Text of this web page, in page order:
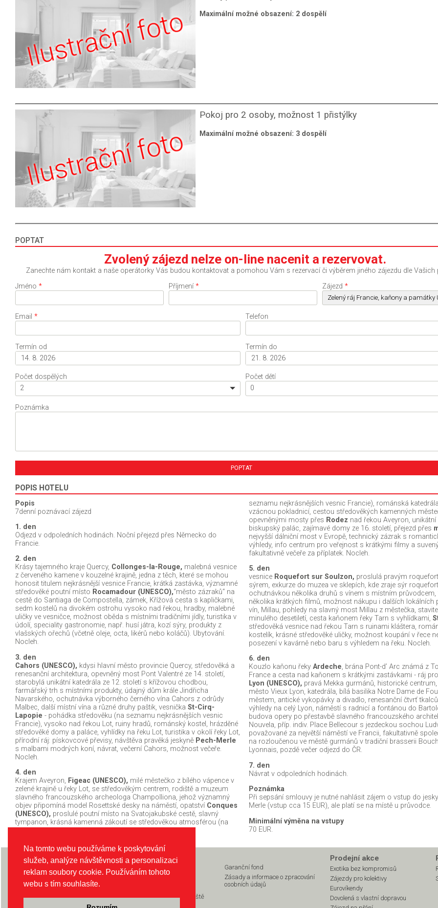
Na tomto webu používáme k poskytování
služeb, analýze návštěvnosti a personalizaci
reklam soubory cookie. Používáním tohoto
webu s tím souhlasíte.
Maximální možné obsazení: 2 dospělí
Pokoj pro 2 osoby, možnost 1 přistýlky
Maximální možné obsazení: 3 dospělí
POPTAT
Zvolený zájezd nelze on-line nacenit a rezervovat.
Zanechte nám kontakt a naše operátorky Vás budou kontaktovat a pomohou Vám s rezervací či výběrem jiného zájezdu dle Vašich
Jméno * Příjmení * Zájezd *
Email * Telefon
Termín od Termín do
Počet dospělých
2
Počet dětí
0
Poznámka
POPTAT
POPIS HOTELU
Popis
7denní poznávací zájezd
1. den
Odjezd v odpoledních hodinách. Noční přejezd přes Německo do
Francie.
2. den
Krásy tajemného kraje Quercy, Collonges-la-Rouge, malebná vesnice
z červeného kamene v kouzelné krajině, jedna z těch, které se mohou
honosit titulem nejkrásnější vesnice Francie, krátká zastávka, významné
středověké poutní místo Rocamadour (UNESCO),“město zázraků“ na
cestě do Santiaga de Compostella, zámek, Křížová cesta s kapličkami,
sedm kostelů na divokém ostrohu vysoko nad řekou, hradby, malebné
uličky ve vesničce, možnost oběda s místními tradičními jídly, turistika v
údolí, speciality gastronomie, např. husí játra, kozí sýry, produkty z
vlašských ořechů (včetně oleje, octa, likérů nebo koláčů). Ubytování.
Nocleh.
3. den
Cahors (UNESCO), kdysi hlavní město provincie Quercy, středověká a
renesanční architektura, opevněný most Pont Valentré ze 14. století,
starobylá unikátní katedrála ze 12. století s křížovou chodbou,
farmářský trh s místními produkty, údajný dům krále Jindřicha
Navarského, ochutnávka výborného černého vína Cahors z odrůdy
Malbec, další místní vína a různé druhy paštik, vesnička St-Cirq-
Lapopie - pohádka středověku (na seznamu nejkrásnějších vesnic
Francie), vysoko nad řekou Lot, ruiny hradů, románský kostel, hrázděné
středověké domy a paláce, vyhlídky na řeku Lot, turistika v okolí řeky Lot,
přírodní ráj: pískovcové převisy, návštěva pravěká jeskyně Pech-Merle
s malbami modrých koní, návrat, večerní Cahors, možnost večeře.
Nocleh.
4. den
Krajem Aveyron, Figeac (UNESCO), milé městečko z bílého vápence v
zelené krajině u řeky Lot, se středověkým centrem, rodiště a muzeum
slavného francouzského archeologa Champolliona, jehož významný
objev připomíná model Rosettské desky na náměstí, opatství Conques
(UNESCO), proslulé poutní místo na Svatojakubské cestě, slavný
tympanon, krásná kamenná zákoutí se středověkou atmosférou (na
seznamu nejkrásnějších vesnic Francie), románská
vzácnou pokladnicí, cestou středověkých kamenných
opevněnými mosty přes Rodez nad řekou Aveyron, unikátní
biskupský palác, zajímavé domy ze 16. století, přejezd přes
nejvyšší dálniční most v Evropě, technický zázrak s
výhledy, info centrum pro veřejnost s krátkými filmy a
fakultativně večeře za příplatek. Nocleh.
5. den
vesnice Roquefort sur Soulzon, proslulá pravým
sýrem, exkurze do muzea ve sklepích, kde zraje sýr
ochutnávkou několika druhů s vínem s místním průvodcem,
několika krátkých filmů, možnost nákupu i dalších lokálních
vín, Millau, pohledy na slavný most Millau z městečka,
minulého desetiletí, cesta kaňonem řeky Tarn s vyhlídkami,
středověká vesnice nad řekou Tarn s ruinami kláštera,
kostelík, krásné středověké uličky, možnost koupání v řece
posezení v kavárně nebo baru s výhledem na řeku. Nocleh.
6. den
Kouzlo kaňonu řeky Ardeche, brána Pont-d’ Arc známá z
France a cesta nad kaňonem s krátkými zastávkami - ráj
Lyon (UNESCO), pravá Mekka gurmánů, historické
město Vieux Lyon, katedrála, bílá basilika Notre Dame de
městem, antické vykopávky a divadlo, renesanční čtvrť
výhledy na celý Lyon, náměstí s radnicí a fontánou do
budova opery po přestavbě slavného francouzského
Nouvela, příp. indiv. Place Bellecour s jezdeckou sochou
považované za největší náměstí ve Francii, fakultativně
na rozloučenou ve městě gurmánů v tradiční brasserii
Lyonnais, pozdě večer odjezd do ČR.
7. den
Návrat v odpoledních hodinách.
Poznámka
Při sepsání smlouvy je nutné nahlásit zájem o vstup do
Merle (vstup cca 15 EUR), ale platí se na místě u průvodce.
Minimální výměna na vstupy
70 EUR.
Informace pro klienty
Pojištění
Slevy a zálohy 2026
Všeobecné smluvní podmínky
Klub INEX
Informace pro klienty
Informace k zájezdu
Go parking - parkování u letiště
Garanční fond
Zásady a informace o zpracování
osobních údajů
Prodejní akce
Exotika bez kompromisů
Zájezdy pro kolektivy
Eurovíkendy
Dovolená s vlastní dopravou